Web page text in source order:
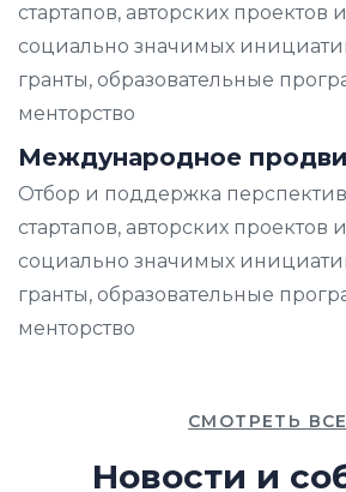
стартапов, авторских проектов и
социально значимых
гранты, образовательные
менторство
Международное
Отбор и поддержка
стартапов, авторских проектов и
социально значимых
гранты, образовательные
менторство
СМОТРЕТЬ ВСЕ
Новости и